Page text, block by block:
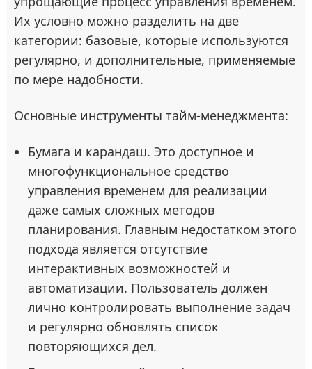
Их условно можно разделить на две
категории: базовые, которые используются
регулярно, и дополнительные, применяемые
по мере надобности.
Основные инструменты тайм-менеджмента:
Бумага и карандаш. Это доступное и
многофункциональное средство
управления временем для реализации
даже самых сложных методов
планирования. Главным недостатком этого
подхода является отсутствие
интерактивных возможностей и
автоматизации. Пользователь должен
лично контролировать выполнение задач
и регулярно обновлять список
повторяющихся дел.